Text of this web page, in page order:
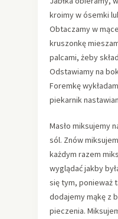
kroimy w ósemki
Obtaczamy w
kruszonkę
palcami, żeby
Odstawiamy na
Foremkę
piekarnik
Masło miksujemy
sól. Znów
każdym razem
wyglądać jakby
się tym, ponieważ
dodajemy mąkę z
pieczenia.